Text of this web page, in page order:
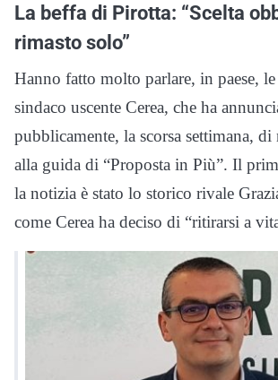
La beffa di Pirotta: “Scelta
rimasto solo”
Hanno fatto molto parlare, in paese,
sindaco uscente Cerea, che ha
pubblicamente, la scorsa settimana,
alla guida di “Proposta in Più”. Il
la notizia è stato lo storico rivale
come Cerea ha deciso di “ritirarsi a